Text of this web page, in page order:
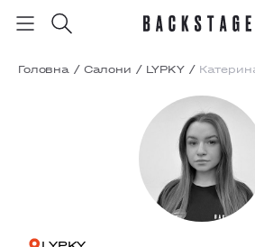
Головна / Салони / LYPKY /